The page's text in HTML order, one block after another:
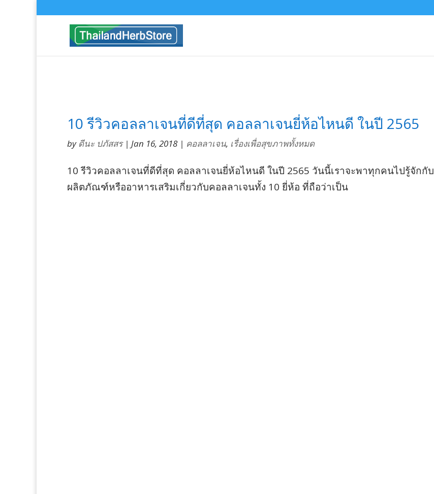
10 รีวิวคอลลาเจนที่ดีที่สุด คอลลาเจนยี่ห้อไหนดี ในปี 2565
by ดีนะ ปภัสสร| Jan 16, 2018| คอลลาเจน, เรื่องเพื่อสุขภาพทั้งหมด
10 รีวิวคอลลาเจนที่ดีที่สุด คอลลาเจนยี่ห้อไหนดี ในปี 2565 วันนี้เราจะพาทุกคนไปรู้จักกับ
ผลิตภัณฑ์หรืออาหารเสริมเกี่ยวกับคอลลาเจนทั้ง 10 ยี่ห้อ ที่ถือว่าเป็น